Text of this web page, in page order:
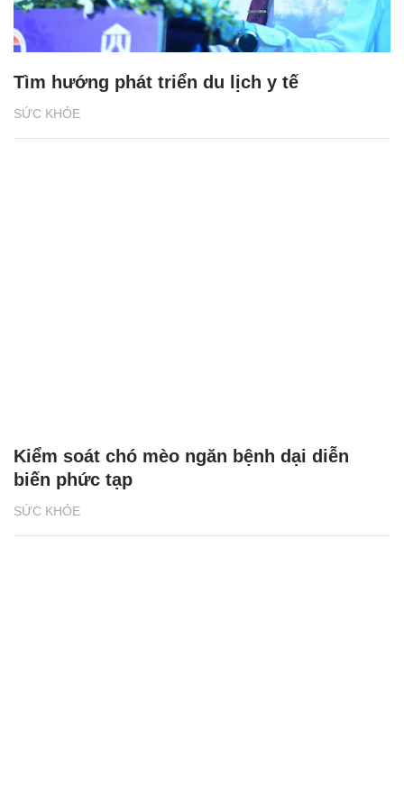
SỨC KHỎE
Tìm hướng phát triển du lịch y tế
SỨC KHỎE
Kiểm soát chó mèo ngăn bệnh dại diễn
biến phức tạp